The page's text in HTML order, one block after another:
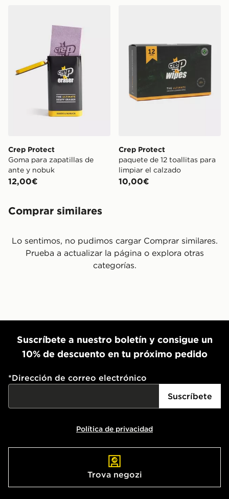
Crep Protect
Goma para zapatillas de
ante y nobuk
12,00€
Crep Protect
paquete de 12 toallitas para
limpiar el calzado
10,00€
Comprar similares
Lo sentimos, no pudimos cargar Comprar similares.
Prueba a actualizar la página o explora otras
categorías.
Suscríbete a nuestro boletín y consigue un
10% de descuento en tu próximo pedido
*Dirección de correo electrónico
Suscríbete
Política de privacidad
Trova negozi